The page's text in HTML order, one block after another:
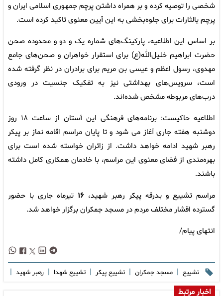
شخصی را توصیه کرده و بر همراه داشتن پرچم جمهوری اسلامی ایران و
پرچم یالثارات برای جلوه‌بخشی به این آیین معنوی تاکید کرده است.
بر اساس این اطلاعیه، پارکینگ‌های شماره یک و دو و محدوده صحن
حضرت ابراهیم خلیل‌الله(ع) برای استقرار خواهران و صحن‌های جامع
مهدوی، رسول اعظم و عیسی بن مریم برای برادران در نظر گرفته شده
است، سرویس‌های بهداشتی نیز به تفکیک جنسیت در ورودی
درب‌های مربوطه مشخص شده‌اند.
اطلاعیه حاکیست: برنامه‌های فرهنگی این آستان از ساعت ۱۸ روز
دوشنبه هفته جاری آغاز می شود و تا پایان مراسم اقامه نماز بر پیکر
رهبر شهید ادامه خواهد داشت. از زائران خواسته شده است برای
بهره‌مندی از فضای معنوی این مراسم، با خادمان همکاری کامل داشته
باشند.
مراسم تشییع و بدرقه پیکر رهبر شهید، ۱۶ تیرماه جاری با حضور
گسترده اقشار مختلف مردم در مسجد جمکران برگزار خواهد شد.
انتهای پیام/
تشییع | مسجد جمکران | تشییع پیکر | تشییع شهدا | رهبر شهید |
اخبار مرتبط